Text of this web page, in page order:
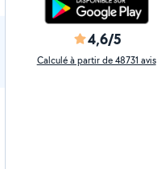
4,6/5
Calculé à partir de 48731 avis